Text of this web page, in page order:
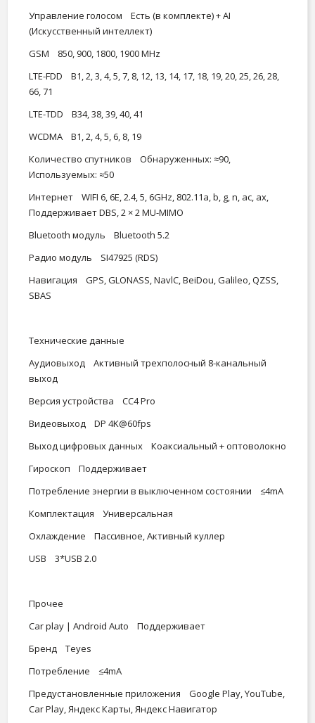
Управление голосом Есть (в комплекте) + AI
(Искусственный интеллект)
GSM 850, 900, 1800, 1900 MHz
LTE-FDD B1, 2, 3, 4, 5, 7, 8, 12, 13, 14, 17, 18, 19, 20, 25, 26, 28,
66, 71
LTE-TDD B34, 38, 39, 40, 41
WCDMA B1, 2, 4, 5, 6, 8, 19
Количество спутников Обнаруженных: ≈90,
Используемых: ≈50
Интернет WIFI 6, 6E, 2.4, 5, 6GHz, 802.11a, b, g, n, ac, ax,
Поддерживает DBS, 2 × 2 MU-MIMO
Bluetooth модуль Bluetooth 5.2
Радио модуль SI47925 (RDS)
Навигация GPS, GLONASS, NavlC, BeiDou, Galileo, QZSS,
SBAS
Технические данные
Аудиовыход Активный трехполосный 8-канальный
выход
Версия устройства CC4 Pro
Видеовыход DP 4K@60fps
Выход цифровых данных Коаксиальный + оптоволокно
Гироскоп Поддерживает
Потребление энергии в выключенном состоянии ≤4mA
Комплектация Универсальная
Охлаждение Пассивное, Активный куллер
USB 3*USB 2.0
Прочее
Car play | Android Auto Поддерживает
Бренд Teyes
Потребление ≤4mA
Предустановленные приложения Google Play, YouTube,
Car Play, Яндекс Карты, Яндекс Навигатор